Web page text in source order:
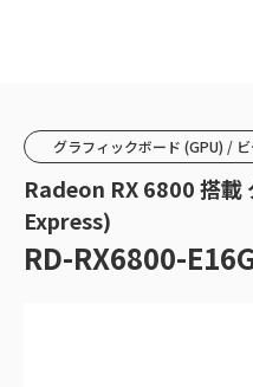
グラフィックボード (GPU) /
Radeon RX 6800 搭載
Express)
RD-RX6800-